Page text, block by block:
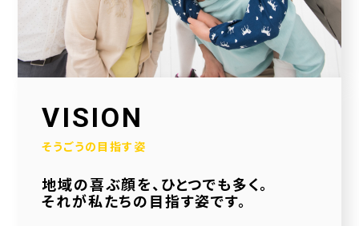
VISION
そうごうの目指す姿
地域の喜ぶ顔を、ひとつでも多く。
それが私たちの目指す姿です。